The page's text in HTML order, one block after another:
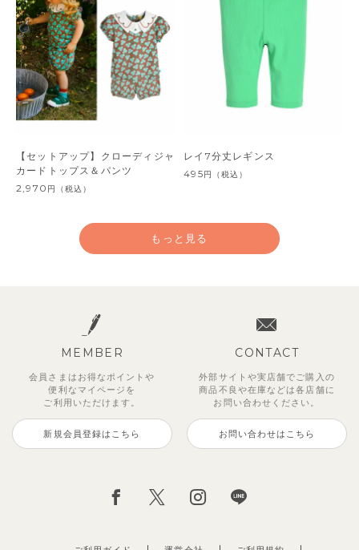
【セットアップ】クローディジャ
カードトップス＆パンツ
2,970 円 （税込）
レイ7分丈レギンス
495円 （税込）
1,980
（税込）
990円 （税込）
3,960
（税込）
もっと見る
MEMBER
会員さまはお得なポイントや
便利な マイページを
ご利用いただけます。
新規会員登録はこちら
CONTACT
外部サイトや実店舗でご購入の
商品不良や在庫などは各店舗に
お問い合わせください。
お問い合わせはこちら